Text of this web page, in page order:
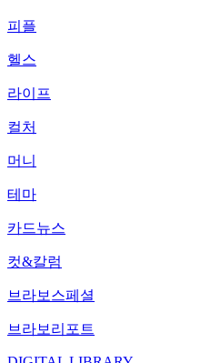
피플
헬스
라이프
컬처
머니
테마
카드뉴스
컷&칼럼
브라보스페셜
브라보리포트